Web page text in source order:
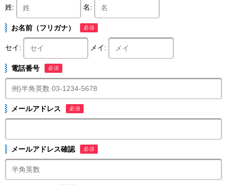
姓: 名:
お名前（フリガナ） 必須
セイ: メイ:
電話番号 必須
メールアドレス 必須
メールアドレス確認 必須